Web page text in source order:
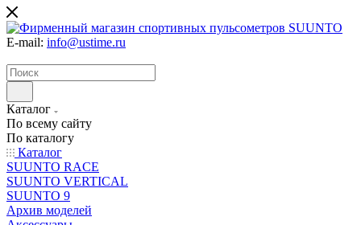
E-mail: info@ustime.ru
Каталог
По всему сайту
По каталогу
Каталог
SUUNTO RACE
SUUNTO VERTICAL
SUUNTO 9
Архив моделей